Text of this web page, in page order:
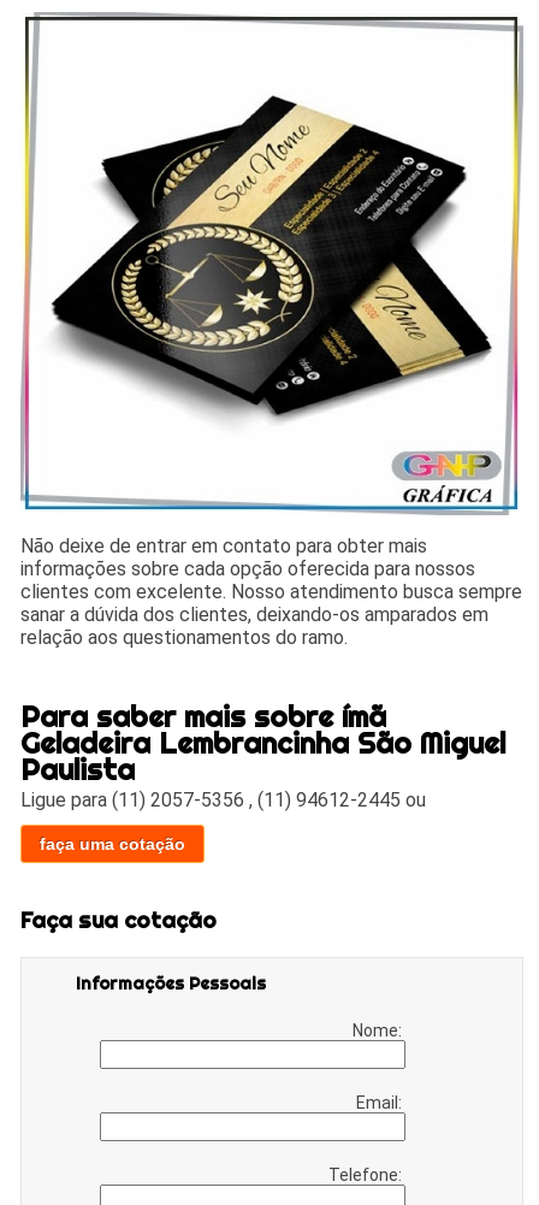
Não deixe de entrar em contato para obter mais
informações sobre cada opção oferecida para nossos
clientes com excelente. Nosso atendimento busca sempre
sanar a dúvida dos clientes, deixando-os amparados em
relação aos questionamentos do ramo.
Para saber mais sobre ímã
Geladeira Lembrancinha São Miguel
Paulista
Ligue para(11) 2057-5356 ,(11) 94612-2445 ou
faça uma cotação
Faça sua cotação
Informações Pessoais
Nome:
Email:
Telefone: